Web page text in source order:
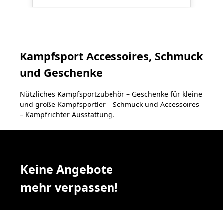
Kampfsport Accessoires, Schmuck
und Geschenke
Nützliches Kampfsportzubehör – Geschenke für kleine
und große Kampfsportler – Schmuck und Accessoires
– Kampfrichter Ausstattung.
Keine Angebote
mehr verpassen!